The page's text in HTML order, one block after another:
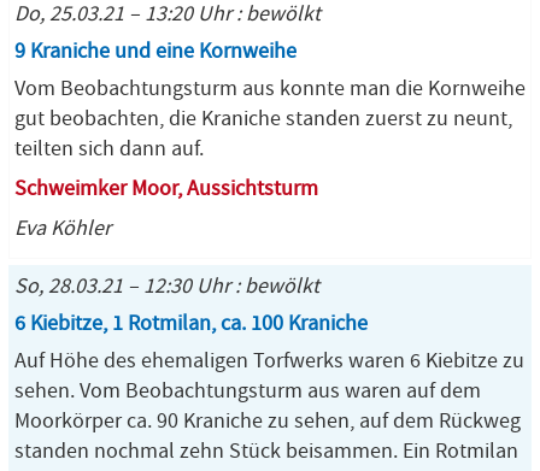
Do, 25.03.21 – 13:20 Uhr : bewölkt
9 Kraniche und eine Kornweihe
Vom Beobachtungsturm aus konnte man die Kornweihe
gut beobachten, die Kraniche standen zuerst zu neunt,
teilten sich dann auf.
Schweimker Moor, Aussichtsturm
Eva Köhler
So, 28.03.21 – 12:30 Uhr : bewölkt
6 Kiebitze, 1 Rotmilan, ca. 100 Kraniche
Auf Höhe des ehemaligen Torfwerks waren 6 Kiebitze zu
sehen. Vom Beobachtungsturm aus waren auf dem
Moorkörper ca. 90 Kraniche zu sehen, auf dem Rückweg
standen nochmal zehn Stück beisammen. Ein Rotmilan